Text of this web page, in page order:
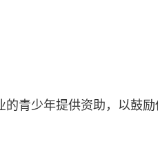
青少年提供资助，以鼓